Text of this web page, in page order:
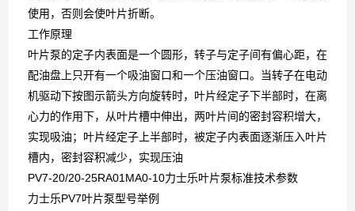
使用，否则会使叶片折断。
工作原理
叶片泵的定子内表面是一个圆形，转子与定子间有偏心距，在
配油盘上只开有一个吸油窗口和一个压油窗口。当转子在电动
机驱动下按图示箭头方向旋转时，叶片经定子下半部时，在离
心力的作用下，从叶片槽中伸出，两叶片间的密封容积增大，
实现吸油；叶片经定子上半部时，被定子内表面逐渐压入叶片
槽内，密封容积减少，实现压油
PV7-20/20-25RA01MA0-10力士乐叶片泵标准技术参数
力士乐PV7叶片泵型号举例